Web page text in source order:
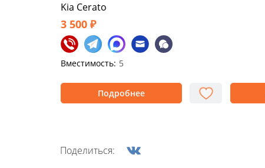
Kia Cerato
3 500 ₽
Вместимость: 5
Подробнее
Поделиться: